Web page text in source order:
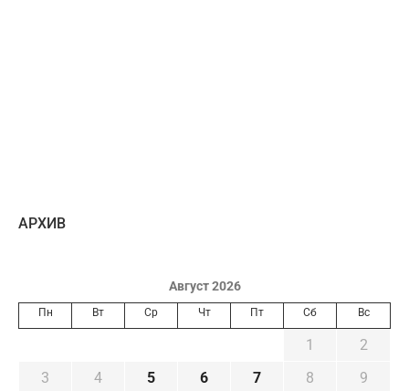
AРХИВ
Август 2026
Пн Вт Ср Чт Пт Сб Вс
1
2
3
4 5 6 7 8
9